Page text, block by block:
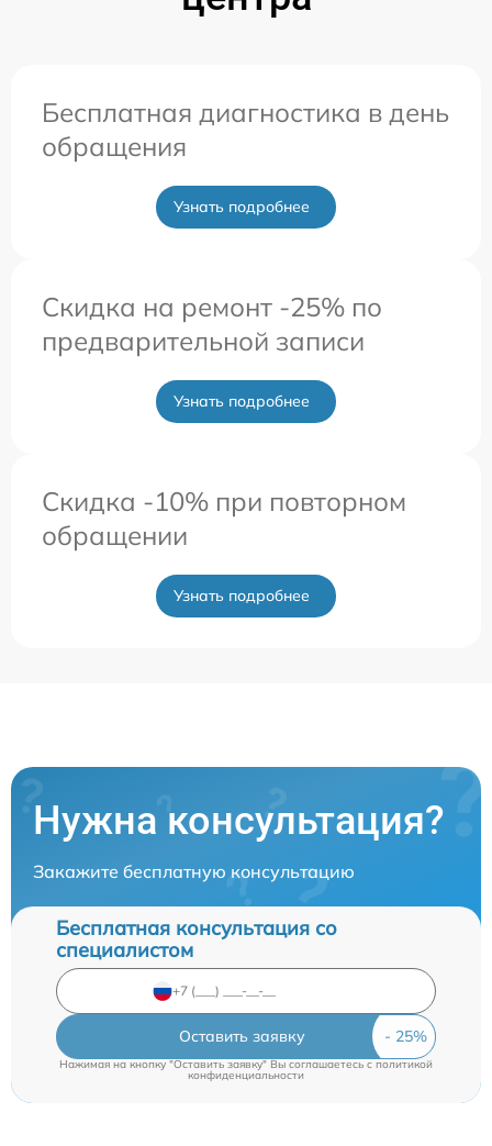
Бесплатная диагностика в день
обращения
Узнать подробнее
Скидка на ремонт -25% по
предварительной записи
Узнать подробнее
Скидка -10% при повторном
обращении
Узнать подробнее
Нужна консультация?
Закажите бесплатную консультацию
Бесплатная консультация со
специалистом
Оставить заявку
Нажимая на кнопку "Оставить заявку" Вы соглашаетесь cполитикой
конфиденциальности